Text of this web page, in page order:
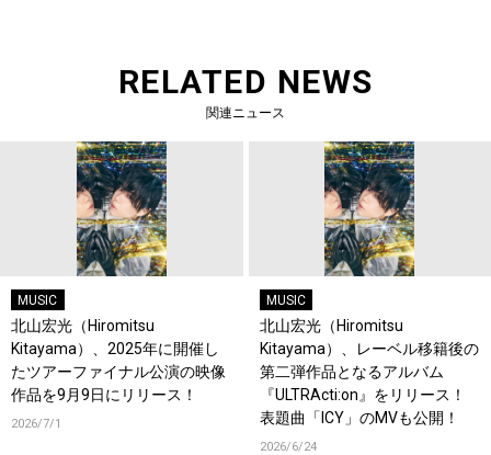
RELATED NEWS
関連ニュース
MUSIC
北山宏光（Hiromitsu
Kitayama）、2025年に開催し
たツアーファイナル公演の映像
作品を9月9日にリリース！
2026/7/1
MUSIC
北山宏光（Hiromitsu
Kitayama）、レーベル移籍後の
第二弾作品となるアルバム
『ULTRActi:on』をリリース！
表題曲「ICY」のMVも公開！
2026/6/24